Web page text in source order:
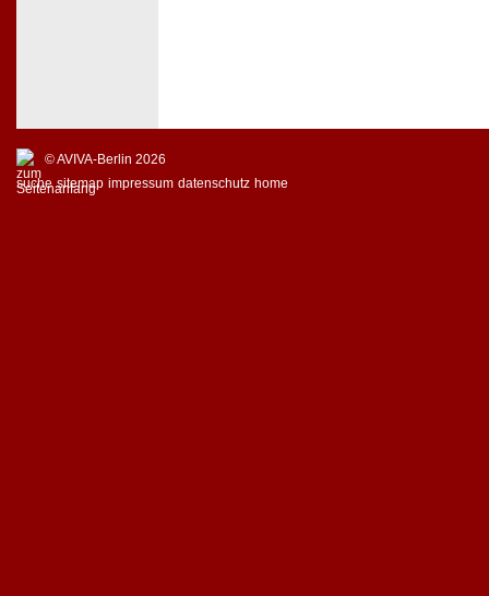
© AVIVA-Berlin 2026
suche sitemap impressum datenschutz home